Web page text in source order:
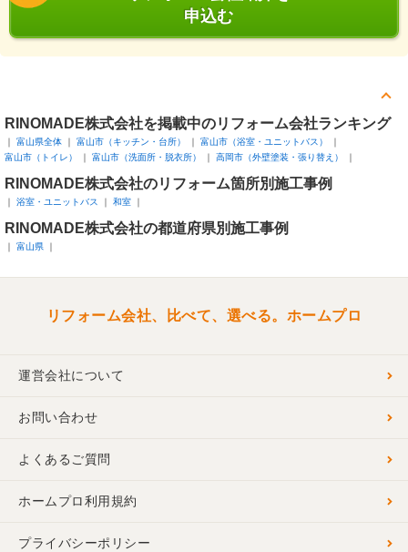
申込む
RINOMADE株式会社を掲載中のリフォーム会社ランキング
富山県全体 富山市（キッチン・台所）
富山市（浴室・ユニットバス）
富山市（トイレ）
富山市（洗面所・脱衣所） 高岡市（外壁塗装・張り替え）
RINOMADE株式会社のリフォーム箇所別施工事例
浴室・ユニットバス 和室
RINOMADE株式会社の都道府県別施工事例
富山県
リフォーム会社、比べて、選べる。ホームプロ
運営会社について
お問い合わせ
よくあるご質問
ホームプロ利用規約
プライバシーポリシー